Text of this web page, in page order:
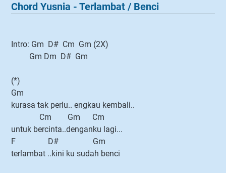
Chord Yusnia - Terlambat / Benci
Intro: Gm D# Cm Gm (2X)
Gm Dm D# Gm
(*)
Gm
kurasa tak perlu.. engkau kembali..
Cm Gm Cm
untuk bercinta..denganku lagi...
F D# Gm
terlambat ..kini ku sudah benci